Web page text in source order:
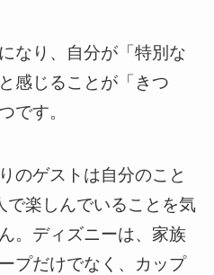
なり、自分が「特別な
感じることが「きつ
です。
のゲストは自分のこと
で楽しんでいることを気
。ディズニーは、家族
プだけでなく、カップ